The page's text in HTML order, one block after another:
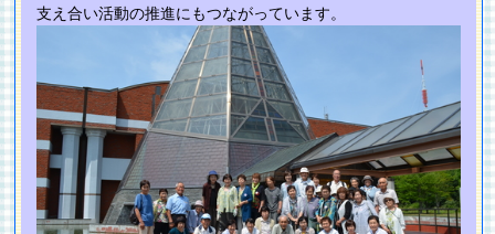
支え合い活動の推進にもつながっています。